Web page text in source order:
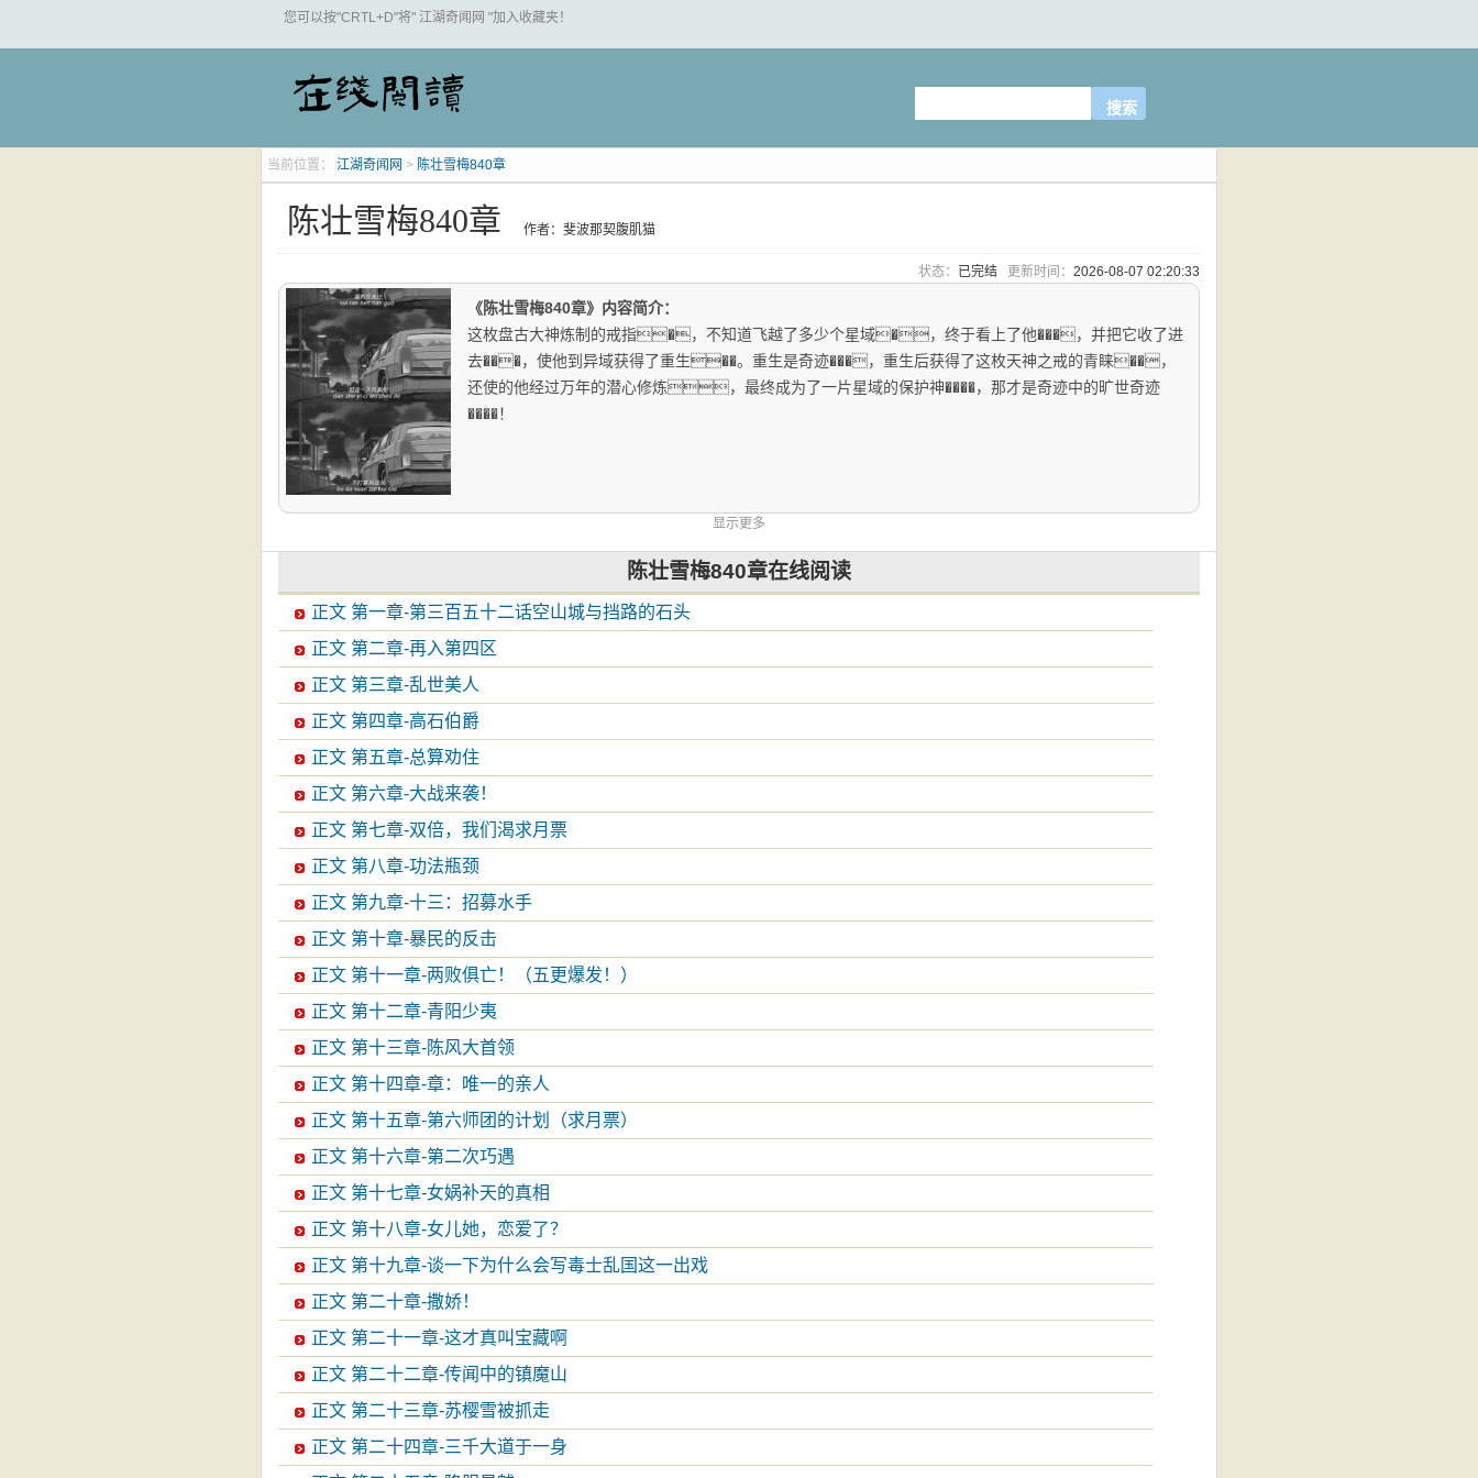
您可以按"CRTL+D"将" 江湖奇闻网 "加入收藏夹！
当前位置： 江湖奇闻网 > 陈壮雪梅840章
陈壮雪梅840章 作者：斐波那契腹肌猫
状态： 已完结 更新时间： 2026-08-07 02:20:33
《陈壮雪梅840章》内容简介：
这枚盘古大神炼制的戒指�，不知道飞越了多少个星域�，终于看上了他���，并把它收了进
去���，使他到异域获得了重生��。重生是奇迹���，重生后获得了这枚天神之戒的青睐��，
还使的他经过万年的潜心修炼，最终成为了一片星域的保护神����，那才是奇迹中的旷世奇迹
����！
显示更多
陈壮雪梅840章在线阅读
正文 第一章-第三百五十二话空山城与挡路的石头
正文 第二章-再入第四区
正文 第三章-乱世美人
正文 第四章-高石伯爵
正文 第五章-总算劝住
正文 第六章-大战来袭！
正文 第七章-双倍，我们渴求月票
正文 第八章-功法瓶颈
正文 第九章-十三：招募水手
正文 第十章-暴民的反击
正文 第十一章-两败俱亡！（五更爆发！）
正文 第十二章-青阳少夷
正文 第十三章-陈风大首领
正文 第十四章-章：唯一的亲人
正文 第十五章-第六师团的计划（求月票）
正文 第十六章-第二次巧遇
正文 第十七章-女娲补天的真相
正文 第十八章-女儿她，恋爱了？
正文 第十九章-谈一下为什么会写毒士乱国这一出戏
正文 第二十章-撒娇！
正文 第二十一章-这才真叫宝藏啊
正文 第二十二章-传闻中的镇魔山
正文 第二十三章-苏樱雪被抓走
正文 第二十四章-三千大道于一身